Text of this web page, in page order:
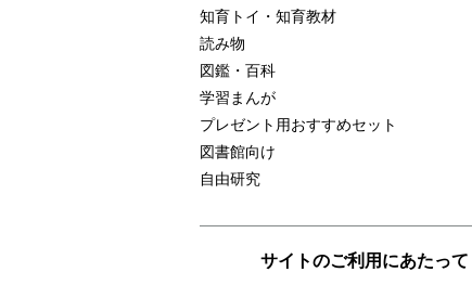
知育トイ・知育教材
読み物
図鑑・百科
学習まんが
プレゼント用おすすめセット
図書館向け
自由研究
サイトのご利用にあたって